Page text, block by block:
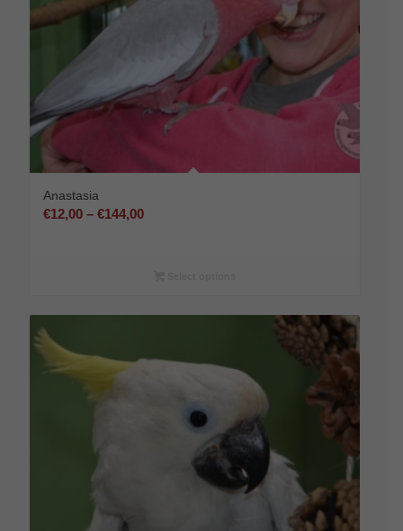
Anastasia
€12,00 –€144,00Preisspanne: